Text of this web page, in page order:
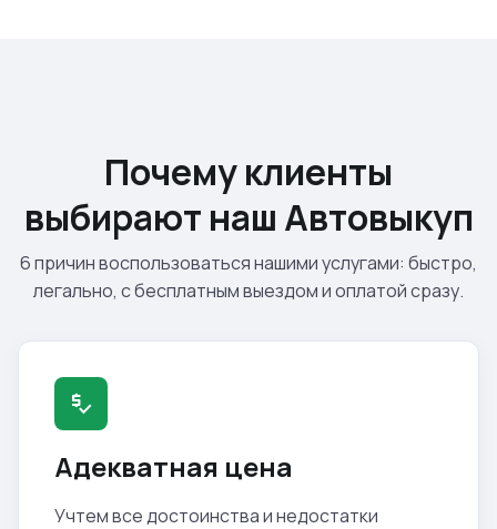
Почему клиенты
выбирают наш Автовыкуп
6 причин воспользоваться нашими услугами: быстро,
легально, с бесплатным выездом и оплатой сразу.
price_check
Адекватная цена
Учтем все достоинства и недостатки